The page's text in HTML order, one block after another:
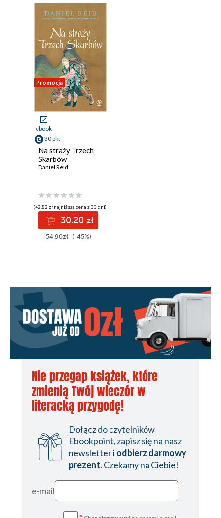
Promocja
ebook
30 pkt
Na straży Trzech
Skarbów
Daniel Reid
(42,82 zł najniższa cena z 30 dni)
30.20 zł
54.90zł (-45%)
Nie przegap książek, które
zmienią Twój wieczór w
literacką przygodę!
Dołącz do czytelników
Ebookpoint, zapisz się na nasz
newsletter i odbierz darmowy
prezent. Czekamy na Ciebie!
e-mail